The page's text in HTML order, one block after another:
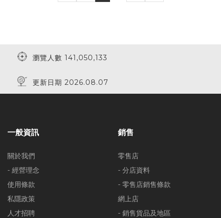
瀏覽人數 141,050,133
更新日期 2026.08.07
一般資訊
關於我們
- 經營理念
使用條款
私隱政策
人才招聘
銷售
零售店
- 分店資料
- 零售店銷售條款
網上店
- 銷售貨品及地區